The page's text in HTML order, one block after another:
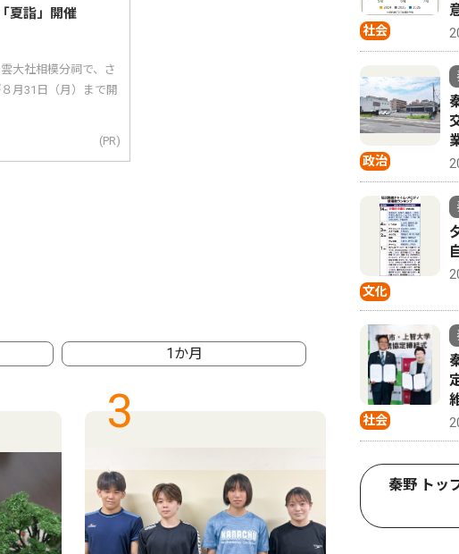
夏詣」開催
大社相模分祠で、さ
月31日（月）まで開
(PR)
1か月
3 4
社会
政治
文化
社会
秦野 トッ